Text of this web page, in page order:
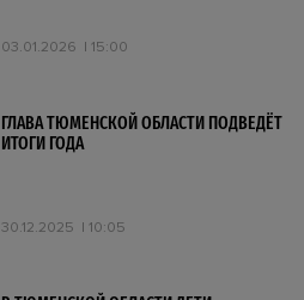
03.01.2026 15:00
ГЛАВА ТЮМЕНСКОЙ ОБЛАСТИ ПОДВЕДЁТ
ИТОГИ ГОДА
30.12.2025 10:05